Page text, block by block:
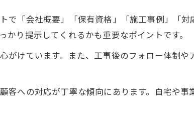
時の対応範囲と安心基準の確認
積もりや説明が丁寧な業者を探す
前に確認すべき安心の条件
決へ導く工事の流れ
「会社概要」「保有資格」「施工事例」「
り提示してくれるかも重要なポイントです。
けています。また、工事後のフォロー体制や
への対応が丁寧な傾向にあります。自宅や事